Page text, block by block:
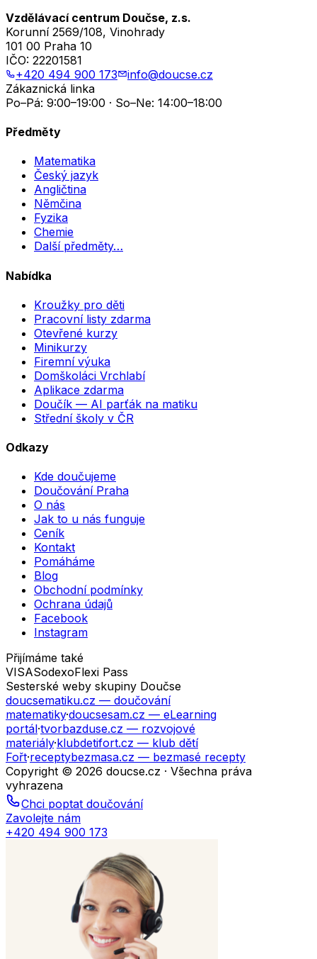
Vzdělávací centrum Doučse, z.s.
Korunní 2569/108, Vinohrady
101 00 Praha 10
IČO: 22201581
+420 494 900 173
info@doucse.cz
Zákaznická linka
Po–Pá: 9:00–19:00 · So–Ne: 14:00–18:00
Předměty
Matematika
Český jazyk
Angličtina
Němčina
Fyzika
Chemie
Další předměty…
Nabídka
Kroužky pro děti
Pracovní listy zdarma
Otevřené kurzy
Minikurzy
Firemní výuka
Domškoláci Vrchlabí
Aplikace zdarma
Doučík — AI parťák na matiku
Střední školy v ČR
Odkazy
Kde doučujeme
Doučování Praha
O nás
Jak to u nás funguje
Ceník
Kontakt
Pomáháme
Blog
Obchodní podmínky
Ochrana údajů
Facebook
Instagram
Přijímáme také
VISASodexoFlexi Pass
Sesterské weby skupiny Doučse
doucsematiku.cz — doučování
matematiky·doucsesam.cz — eLearning
portál·tvorbazduse.cz — rozvojové
materiály·klubdetifort.cz — klub dětí
Fořt·receptybezmasa.cz — bezmasé recepty
Copyright © 2026 doucse.cz · Všechna práva
vyhrazena
Chci poptat doučování
Zavolejte nám
+420 494 900 173